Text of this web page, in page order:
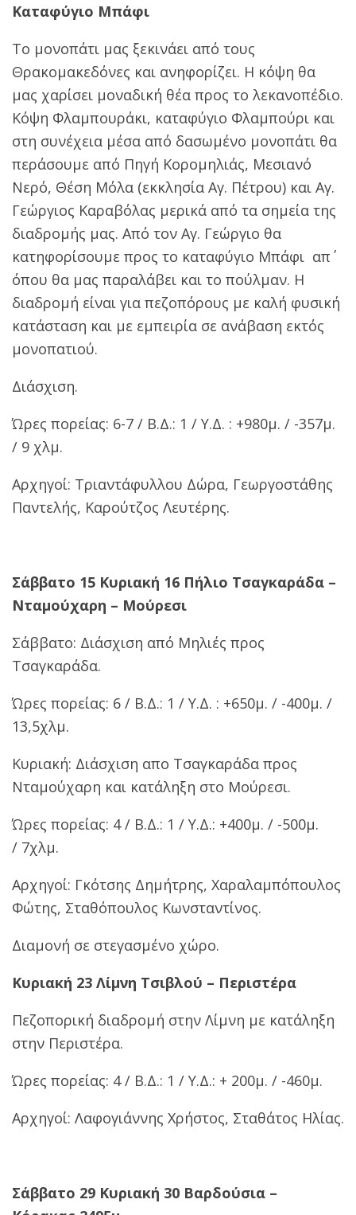
Καταφύγιο Μπάφι
Το μονοπάτι μας ξεκινάει από τους
Θρακομακεδόνες και ανηφορίζει. Η κόψη θα
μας χαρίσει μοναδική θέα προς το λεκανοπέδιο.
Κόψη Φλαμπουράκι, καταφύγιο Φλαμπούρι και
στη συνέχεια μέσα από δασωμένο μονοπάτι θα
περάσουμε από Πηγή Κορομηλιάς, Μεσιανό
Νερό, Θέση Μόλα (εκκλησία Αγ. Πέτρου) και Αγ.
Γεώργιος Καραβόλας μερικά από τα σημεία της
διαδρομής μας. Από τον Αγ. Γεώργιο θα
κατηφορίσουμε προς το καταφύγιο Μπάφι απ΄
όπου θα μας παραλάβει και το πούλμαν. Η
διαδρομή είναι για πεζοπόρους με καλή φυσική
κατάσταση και με εμπειρία σε ανάβαση εκτός
μονοπατιού.
Διάσχιση.
Ώρες πορείας: 6-7 / Β.Δ.: 1 / Υ.Δ. : +980μ. / -357μ.
/ 9 χλμ.
Αρχηγοί: Τριαντάφυλλου Δώρα, Γεωργοστάθης
Παντελής, Καρούτζος Λευτέρης.
Σάββατο 15 Κυριακή 16 Πήλιο Τσαγκαράδα –
Νταμούχαρη – Μούρεσι
Σάββατο: Διάσχιση από Μηλιές προς
Τσαγκαράδα.
Ώρες πορείας: 6 / Β.Δ.: 1 / Υ.Δ. : +650μ. / -400μ. /
13,5χλμ.
Κυριακή: Διάσχιση απο Τσαγκαράδα προς
Νταμούχαρη και κατάληξη στο Μούρεσι.
Ώρες πορείας: 4 / Β.Δ.: 1 / Υ.Δ.: +400μ. / -500μ.
/ 7χλμ.
Αρχηγοί: Γκότσης Δημήτρης, Χαραλαμπόπουλος
Φώτης, Σταθόπουλος Κωνσταντίνος.
Διαμονή σε στεγασμένο χώρο.
Κυριακή 23 Λίμνη Τσιβλού – Περιστέρα
Πεζοπορική διαδρομή στην Λίμνη με κατάληξη
στην Περιστέρα.
Ώρες πορείας: 4 / Β.Δ.: 1 / Υ.Δ.: + 200μ. / -460μ.
Αρχηγοί: Λαφογιάννης Χρήστος, Σταθάτος Ηλίας.
Σάββατο 29 Κυριακή 30 Βαρδούσια –